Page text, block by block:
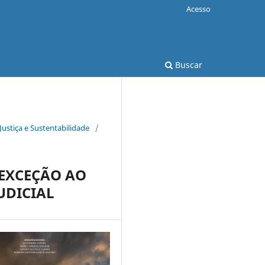
Buscar
Acesso
e Sustentabilidade /
AO